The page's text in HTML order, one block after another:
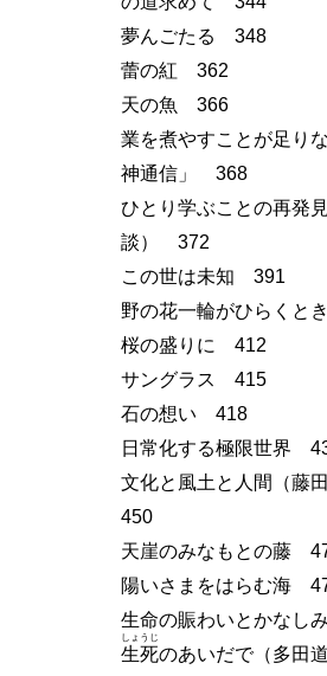
夢んごたる 348
蕾の紅 362
天の魚 366
業を煮やすことが足
神通信」 368
ひとり学ぶことの再発
談） 372
この世は未知 391
野の花一輪がひらくと
桜の盛りに 412
サングラス 415
石の想い 418
日常化する極限世界
文化と風土と人間（藤
450
天崖のみなもとの藤
陽いさまをはらむ海
生命の賑わいとかなし
生死
しょうじ
のあいだで（多田